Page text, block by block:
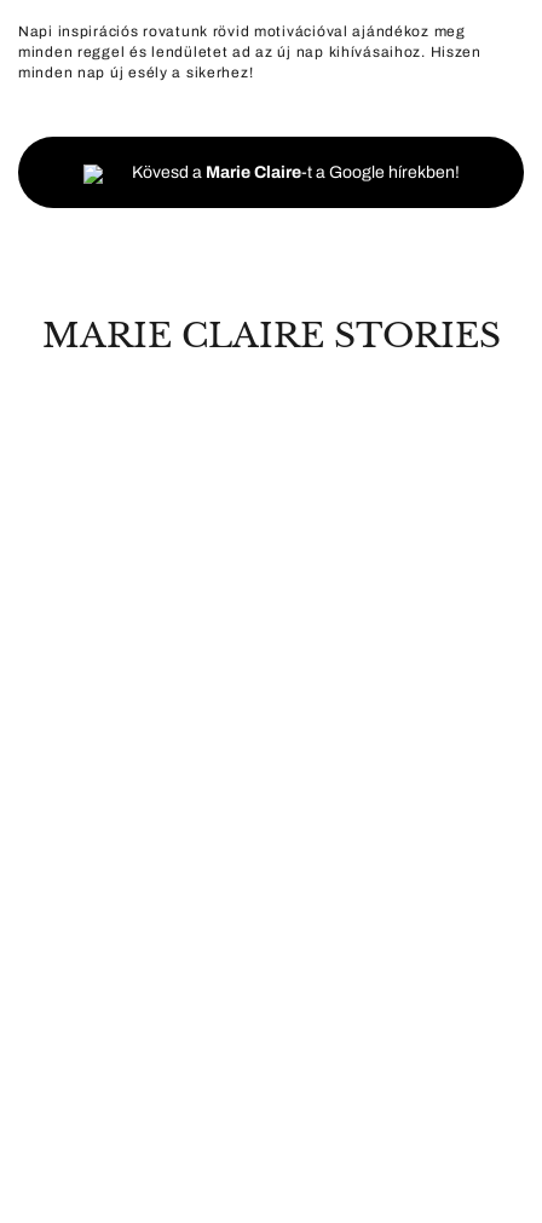
Napi inspirációs rovatunk rövid motivációval ajándékoz meg
minden reggel és lendületet ad az új nap kihívásaihoz. Hiszen
minden nap új esély a sikerhez!
Kövesd a Marie Claire-t a Google hírekben!
MARIE CLAIRE STORIES